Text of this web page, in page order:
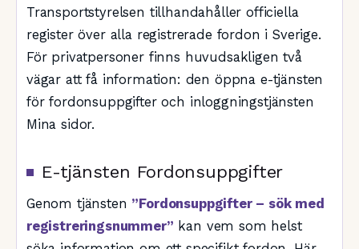
Transportstyrelsen tillhandahåller officiella
register över alla registrerade fordon i Sverige.
För privatpersoner finns huvudsakligen två
vägar att få information: den öppna e-tjänsten
för fordonsuppgifter och inloggningstjänsten
Mina sidor.
E-tjänsten Fordonsuppgifter
Genom tjänsten ”Fordonsuppgifter – sök med
registreringsnummer” kan vem som helst